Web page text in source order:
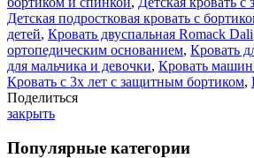
Рогожка
Грей
Детская подростковая кровать с
детей, Кровать двуспальная Romack Dali
ортопедическим основанием, Кровать
для мальчика и девочки, Кровать
Кровать с 3х лет с защитным бортиком,
Поделиться
закрыть
Популярные категории